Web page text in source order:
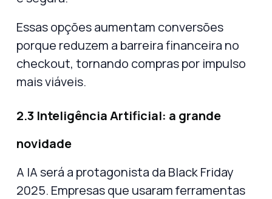
Essas opções aumentam conversões
porque reduzem a barreira financeira no
checkout, tornando compras por impulso
mais viáveis.
2.3 Inteligência Artificial: a grande
novidade
A IA será a protagonista da Black Friday
2025. Empresas que usaram ferramentas